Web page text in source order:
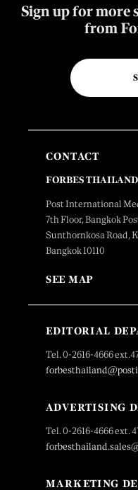
Sign up for more
from
CONTACT
FORBES THAILAND
Post International
7th Floor, Bangkok
Sunthornkosa Road,
Bangkok 10110
SEE MAP
EDITORIAL
Tel. 0-2616-4666
ADVERTISING
Tel. 0-2616-4666 ext.
MARKETING